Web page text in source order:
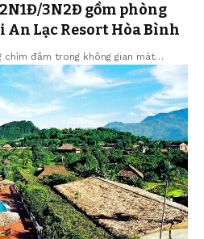
3N2Đ gồm phòng
An Lạc Resort Hòa Bình
chìm đắm trong không gian mát…